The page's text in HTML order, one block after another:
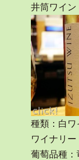
井筒ワイン
種類：白ワ
ワイナリ
葡萄品種：